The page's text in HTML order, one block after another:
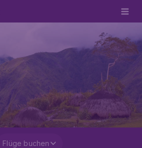
Flüge buchen